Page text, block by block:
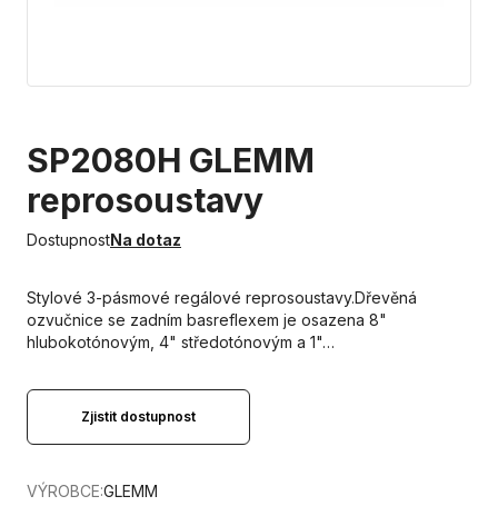
SP2080H GLEMM
reprosoustavy
DostupnostNa dotaz
Stylové 3-pásmové regálové reprosoustavy.Dřevěná
ozvučnice se zadním basreflexem je osazena 8"
hlubokotónovým, 4" středotónovým a 1"…
Zjistit dostupnost
VÝROBCE:GLEMM